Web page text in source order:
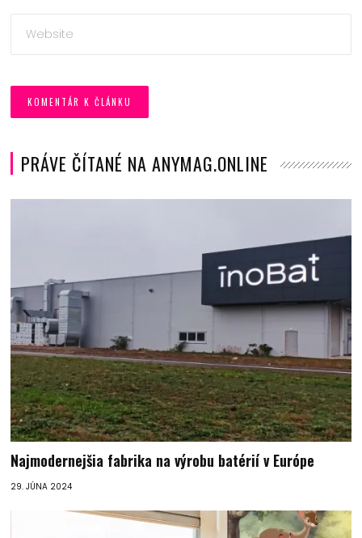
PRÁVE ČÍTANÉ NA ANYMAG.ONLINE
Najmodernejšia fabrika na výrobu batérií v Európe
29. JÚNA 2024